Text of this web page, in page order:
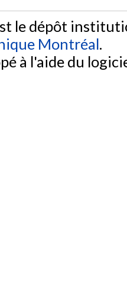
le dépôt
Montréal.
à l'aide du